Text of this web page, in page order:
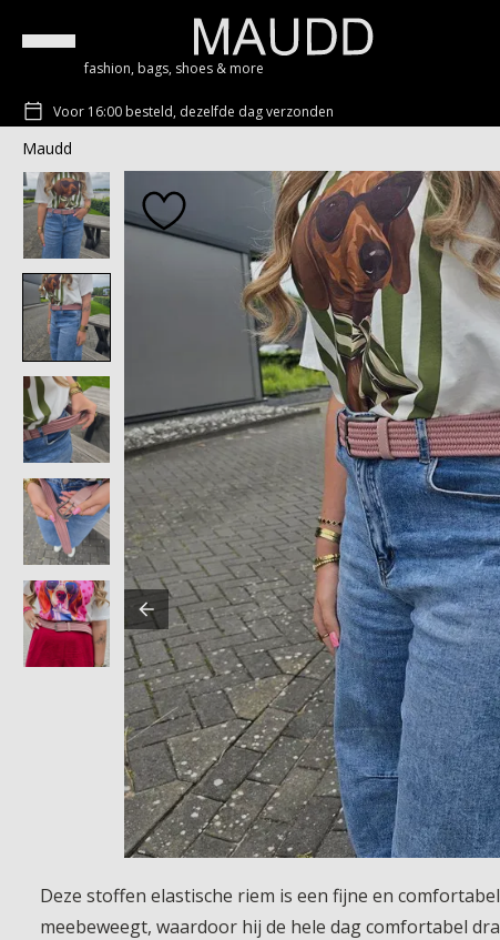
fashion, bags, shoes & more
Voor 16:00 besteld, dezelfde dag verzonden
Maudd
Deze stoffen elastische riem is een fijne en
meebeweegt, waardoor hij de hele dag comfortabel